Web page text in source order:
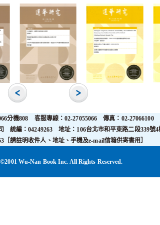
分機808 客服專線：02-27055066 傳真：02-27066100
統編：04249263 地址：106台北市和平東路二段339號4
［請註明收件人、地址、手機及e-mail信箱供寄書用］
Wu-Nan Book Inc. All Rights Reserved.